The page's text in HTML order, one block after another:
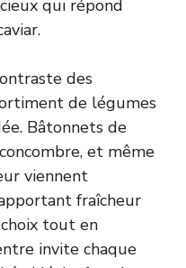
qui répond
des
de légumes
Bâtonnets de
et même
viennent
fraîcheur
tout en
invite chaque